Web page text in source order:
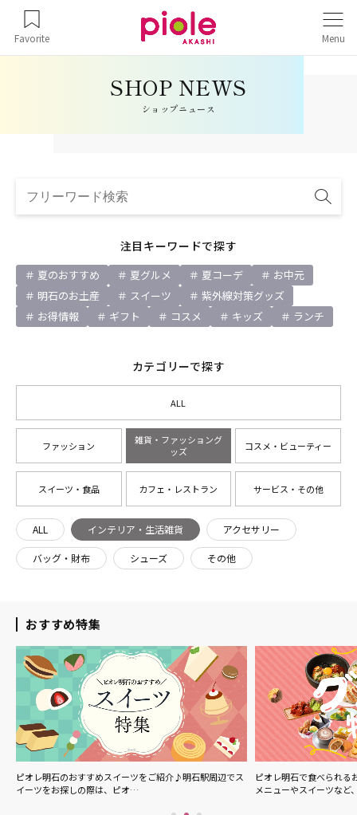
Favorite Menu
ショップニュース
注目キーワードで探す
夏のおすすめ 夏グルメ 夏コーデ
お中元
明石のお土産
スイーツ
紫外線対策グッズ
お得情報
ギフト コスメ キッズ ランチ
カテゴリーで探す
ALL
ファッション
雑貨・ファッショング
ッズ
コスメ・ビューティー
スイーツ・食品 カフェ・レストラン サービス・その他
ALL インテリア・生活雑貨 アクセサリー
バッグ・財布 シューズ その他
おすすめ特集
ピオレ明石のおすすめスイーツをご紹介♪明石駅周辺でス
イーツをお探しの際は、ピオ…
ピオレ明石で食べられる
メニューやスイーツなど